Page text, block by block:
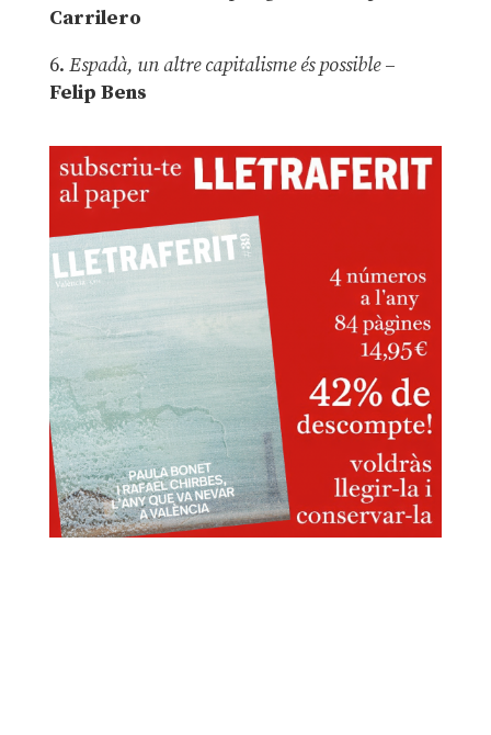
Carrilero
6. Espadà, un altre capitalisme és possible –
Felip Bens